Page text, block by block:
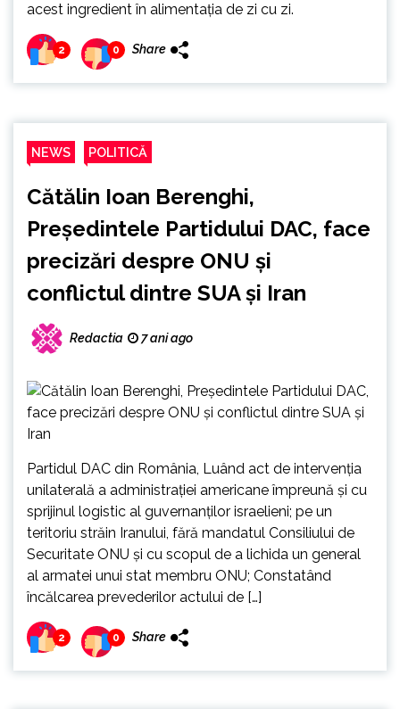
acest ingredient în alimentația de zi cu zi.
2 0 Share
NEWS POLITICĂ
Cătălin Ioan Berenghi,
Președintele Partidului DAC, face
precizări despre ONU și
conflictul dintre SUA și Iran
Redactia 7 ani ago
Partidul DAC din România, Luând act de intervenția
unilaterală a administrației americane împreună și cu
sprijinul logistic al guvernanților israelieni; pe un
teritoriu străin Iranului, fără mandatul Consiliului de
Securitate ONU și cu scopul de a lichida un general
al armatei unui stat membru ONU; Constatând
încălcarea prevederilor actului de […]
2 0 Share